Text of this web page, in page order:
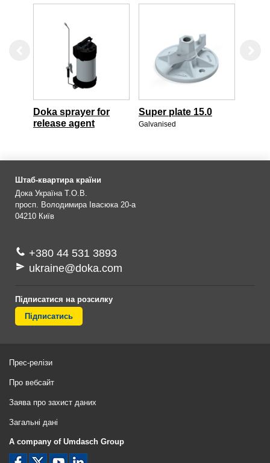
Doka sprayer for
release agent
Super plate 15.0
Galvanised
Штаб-квартира країни
Дока Україна Т.О.В.
просп. Володимира Івасюка 20-а
04210 Київ
+380 44 531 3893
ukraine@doka.com
Підписатися на розсилку
Підписатись
Прес-релізи
Про вебсайт
Заява про захист даних
Загальні дані
A company of Umdasch Group